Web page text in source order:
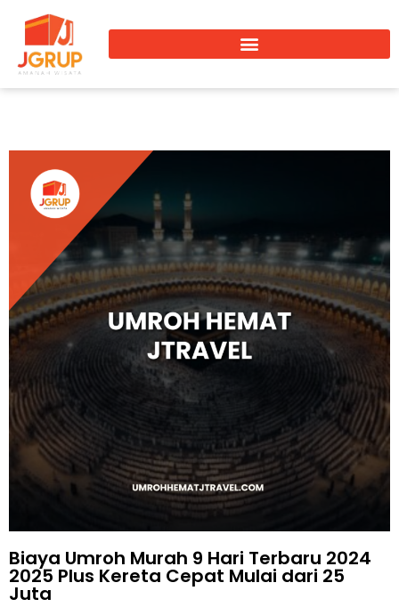
Biaya Umroh Murah 9 Hari Terbaru 2024
2025 Plus Kereta Cepat Mulai dari 25
Juta